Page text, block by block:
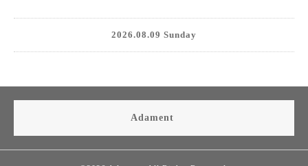
2026.08.09 Sunday
Adament